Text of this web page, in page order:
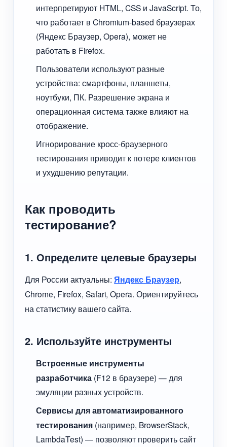
интерпретируют HTML, CSS и JavaScript. То,
что работает в Chromium-based браузерах
(Яндекс Браузер, Opera), может не
работать в Firefox.
Пользователи используют разные
устройства: смартфоны, планшеты,
ноутбуки, ПК. Разрешение экрана и
операционная система также влияют на
отображение.
Игнорирование кросс-браузерного
тестирования приводит к потере клиентов
и ухудшению репутации.
Как проводить
тестирование?
1. Определите целевые браузеры
Для России актуальны:Яндекс Браузер,
Chrome, Firefox, Safari, Opera. Ориентируйтесь
на статистику вашего сайта.
2. Используйте инструменты
Встроенные инструменты
разработчика (F12 в браузере) — для
эмуляции разных устройств.
Сервисы для автоматизированного
тестирования (например, BrowserStack,
LambdaTest) — позволяют проверить сайт